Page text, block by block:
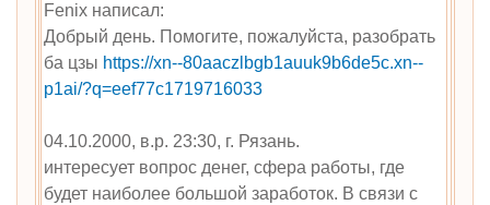
Fenix написал:
Добрый день. Помогите, пожалуйста, разобрать
ба цзы https://xn--80aaczlbgb1auuk9b6de5c.xn--
p1ai/?q=eef77c1719716033
04.10.2000, в.р. 23:30, г. Рязань.
интересует вопрос денег, сфера работы, где
будет наиболее большой заработок. В связи с